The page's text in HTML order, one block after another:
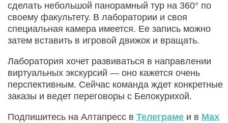
сделать небольшой панорамный тур на 360° по
своему факультету. В лаборатории и своя
специальная камера имеется. Ее запись можно
затем вставить в игровой движок и вращать.
Лаборатория хочет развиваться в направлении
виртуальных экскурсий — оно кажется очень
перспективным. Сейчас команда ждет конкретные
заказы и ведет переговоры с Белокурихой.
Подпишитесь на Алтапресс в Телеграме и в Max